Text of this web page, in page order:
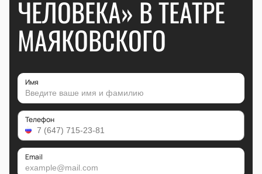
ЧЕЛОВЕКА» В ТЕАТРЕ
МАЯКОВСКОГО
Имя
Телефон
Email